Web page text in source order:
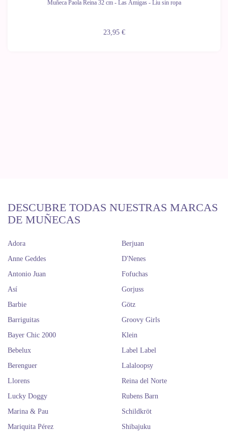
Muñeca Paola Reina 32 cm - Las Amigas - Liu sin ropa
23,95 €
DESCUBRE TODAS NUESTRAS MARCAS
DE MUÑECAS
Adora
Anne Geddes
Antonio Juan
Así
Barbie
Barriguitas
Bayer Chic 2000
Bebelux
Berenguer
Berjuan
D'Nenes
Fofuchas
Gorjuss
Götz
Groovy Girls
Klein
Label Label
Lalaloopsy
Llorens
Lucky Doggy
Marina & Pau
Mariquita Pérez
Reina del Norte
Rubens Barn
Schildkröt
Shibajuku